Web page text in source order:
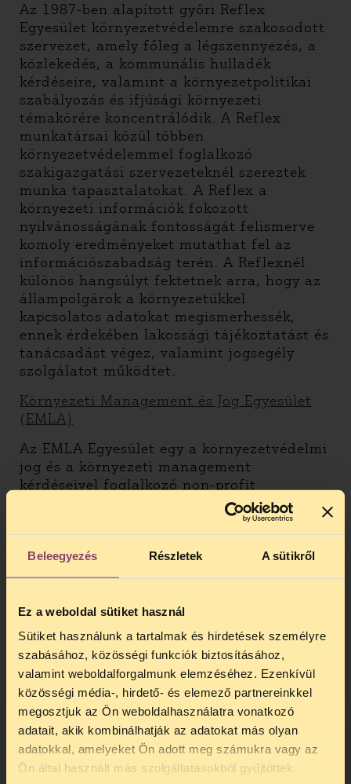
Beleegyezés Részletek A sütikről
Ez a weboldal sütiket használ
Sütiket használunk a tartalmak és hirdetések személyre
szabásához, közösségi funkciók biztosításához,
valamint weboldalforgalmunk elemzéséhez. Ezenkívül
közösségi média-, hirdető- és elemező partnereinkkel
megosztjuk az Ön weboldalhasználatra vonatkozó
adatait, akik kombinálhatják az adatokat más olyan
adatokkal, amelyeket Ön adott meg számukra vagy az
Ön által használt más szolgáltatásokból gyűjtöttek.
Az 1987-ben alapított győri Reflex
Egyesület környezetvédelemre szakosodott
szervezet, amely főleg a légszennyezés, a
közlekedés, a kommunális hulladék
kérdéseire, valamint a környezetpolitikai
szabályozás és ifjúsági környezeti
témakörére koncentrálódik. A Reflex
munkatársai közül többen
környezetvédelemmel foglalkozó
szakigazgatási szervezeteknél szereztek
munka tapasztalatokat. A Reflex a
környezeti információk fokozott
nyilvánosságának fontosságát felismerve
komoly eredményeket mutathat fel az
információszabadság terén. A Reflexnél
különös hangsúlyt fektetnek arra, hogy az
állampolgárok a környezetükkel
kapcsolatos adatokat megismerhessék,
ennek érdekében lakossági tájékoztatást és
tanácsadást végez, valamint jogsegély
szolgálatot működtet.
Környezeti Management és Jog Egyesület
(EMLA)
Az EMLA Egyesület egy a környezetvédelmi
jog és a környezeti management
kérdéseivel foglalkozó non-profit
társadalmi szervezet, amely munkáját
országos, európai és nemzetközi szinten
végzi. Az egyesület fő tevékenységei közé
tartozik a közérdekű környezetvédelmi jogi
tanácsadás és jogi képviselet, a
oktatás, valamint környezeti management
projektek lebonyolítása.
Eötvös Károly Intézet (EKINT)
Eötvös Károly Intézet célja a demokratikus
magyar közélet fejlesztésének és az
alkotmányos alapjogok érvényesülésének
elősegítése. Feladatának tekinti , hogy
másokkal (jogvédőkkel, civil szervezetekkel
vagy más intézményekkel) együtt fellépve
TELEFONOS JOGSEGÉLY